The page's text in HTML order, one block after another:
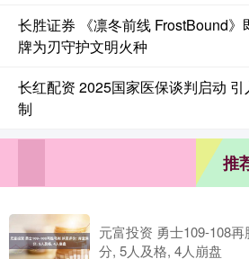
长胜证券 《凛冬前线 FrostBound
牌为刃守护文明火种
长红配资 2025国家医保谈判启动 引
制
推
元富投资 勇士109-108
分, 5人及格, 4人崩盘